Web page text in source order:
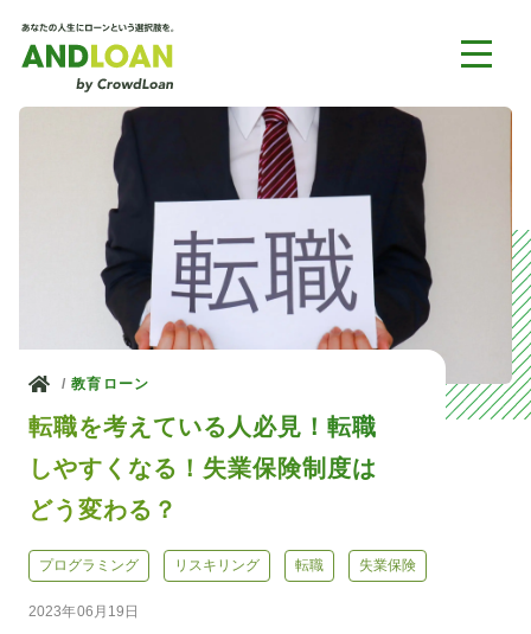
ホーム
教育ローン
転職を考えている人必見！転職
しやすくなる！失業保険制度は
どう変わる？
プログラミング リスキリング 転職 失業保険
2023年06月19日